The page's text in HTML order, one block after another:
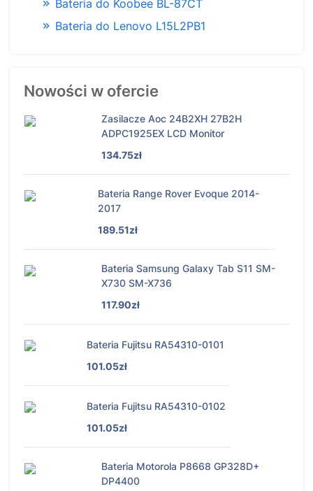
Bateria do Koobee BL-87CT
Bateria do Lenovo L15L2PB1
Nowości w ofercie
Zasilacze Aoc 24B2XH 27B2H
ADPC1925EX LCD Monitor
134.75zł
Bateria Range Rover Evoque 2014-
2017
189.51zł
Bateria Samsung Galaxy Tab S11 SM-
X730 SM-X736
117.90zł
Bateria Fujitsu RA54310-0101
101.05zł
Bateria Fujitsu RA54310-0102
101.05zł
Bateria Motorola P8668 GP328D+
DP4400